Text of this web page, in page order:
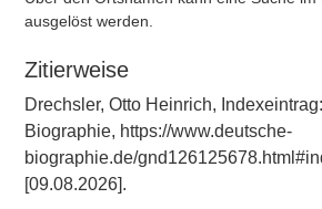
ausgelöst werden.
Zitierweise
Drechsler, Otto Heinrich,
Biographie, https://www.deutsche-
biographie.de/
[09.08.2026].